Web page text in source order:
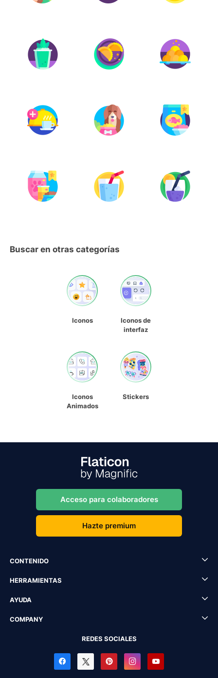
Buscar en otras categorías
Iconos
Iconos de
interfaz
Iconos
Animados
Stickers
Acceso para colaboradores
Hazte premium
CONTENIDO
HERRAMIENTAS
AYUDA
COMPANY
REDES SOCIALES